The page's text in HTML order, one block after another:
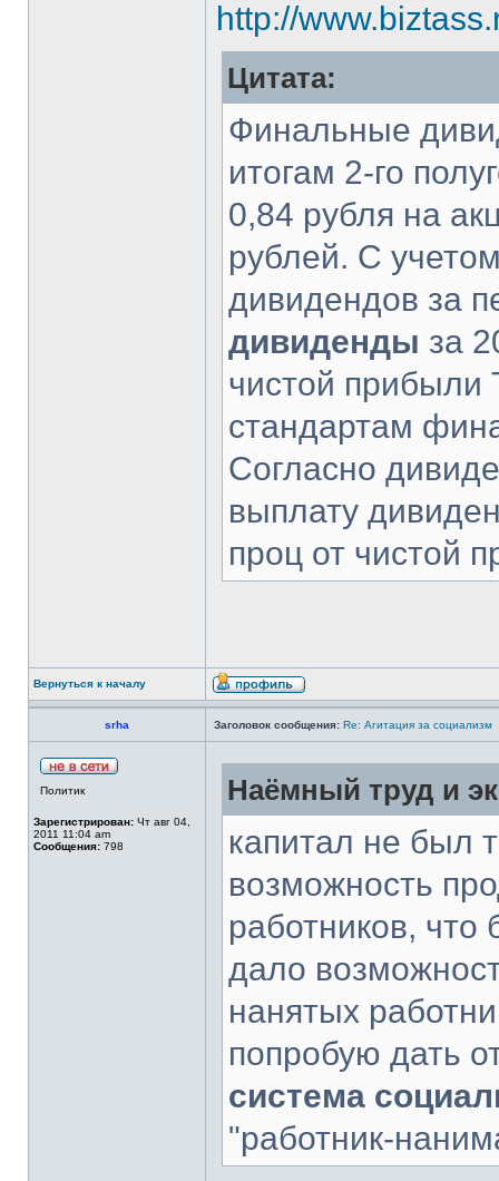
http://
Цитата:
Финальные
итогам 2-го
0,84 рубля на
рублей. С
дивидендов за
дивиденды за
чистой
стандартам
Согласно
выплату
проц от чистой
Вернуться к началу
srha Заголовок сообщения: Re: Агитация за социализм
Политик
Зарегистрирован: Чт авг 04,
2011 11:04 am
Сообщения: 798
Наёмный труд и
капитал не был
возможность
работников,
дало
нанятых
попробую дать
система
"работник-